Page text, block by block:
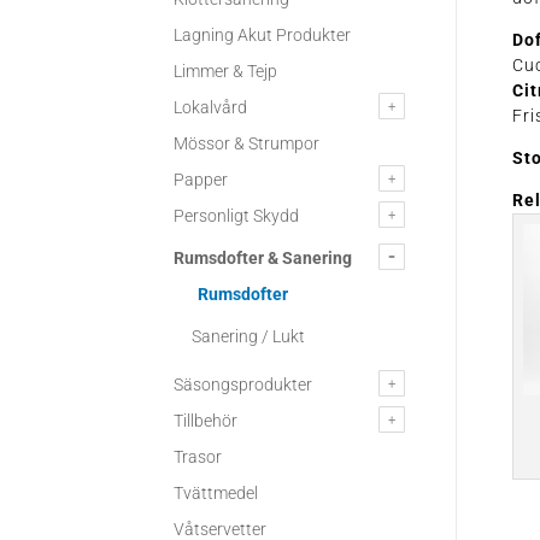
Lagning Akut Produkter
Limmer & Tejp
Lokalvård
Mössor & Strumpor
Papper
Personligt Skydd
Rumsdofter & Sanering
Rumsdofter
Sanering / Lukt
Säsongsprodukter
Tillbehör
Trasor
Tvättmedel
Våtservetter